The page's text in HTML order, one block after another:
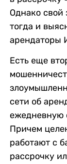
Однако свой
тогда и
арендаторы
Есть еще
сети об
ежедневную
Причем
работают с
рассрочку